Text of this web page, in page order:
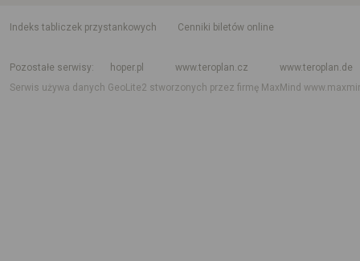
indeks tabliczek przystankowych
Cenniki biletów online
Pozostałe serwisy
hoper.pl www.teroplan.cz
www.teroplan.de
Serwis używa danych GeoLite2 stworzonych przez firmę MaxMind